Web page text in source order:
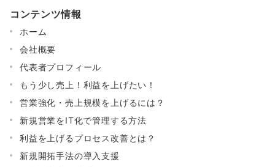
コンテンツ情報
ホーム
会社概要
代表者プロフィール
もう少し売上！利益を上げたい！
営業強化・売上規模を上げるには？
新規営業をIT化で管理する方法
利益を上げるプロセス改善とは？
新規開拓手法の導入支援